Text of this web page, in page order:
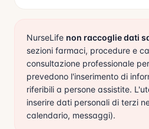
NurseLife non raccoglie dati
sezioni farmaci, procedure e
consultazione professionale
prevedono l'inserimento di
riferibili a persone assistite.
inserire dati personali di terzi
calendario, messaggi).